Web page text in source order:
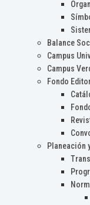
Balance
Campus
Campus
Fondo
Planeación